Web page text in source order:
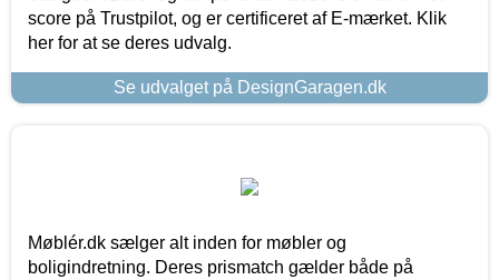
score på Trustpilot, og er certificeret af E-mærket. Klik
her for at se deres udvalg.
Se udvalget på DesignGaragen.dk
Møblér.dk sælger alt inden for møbler og
boligindretning. Deres prismatch gælder både på